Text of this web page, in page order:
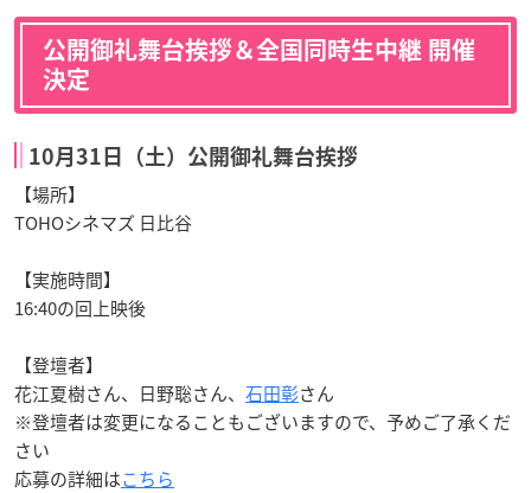
公開御礼舞台挨拶＆全国同時生中継 開催
決定
10月31日（土）公開御礼舞台挨拶
【場所】
TOHOシネマズ 日比谷
【実施時間】
16:40の回上映後
【登壇者】
花江夏樹さん、日野聡さん、 石田彰さん
※登壇者は変更になることもございますので、予めご了承くだ
さい
応募の詳細はこちら